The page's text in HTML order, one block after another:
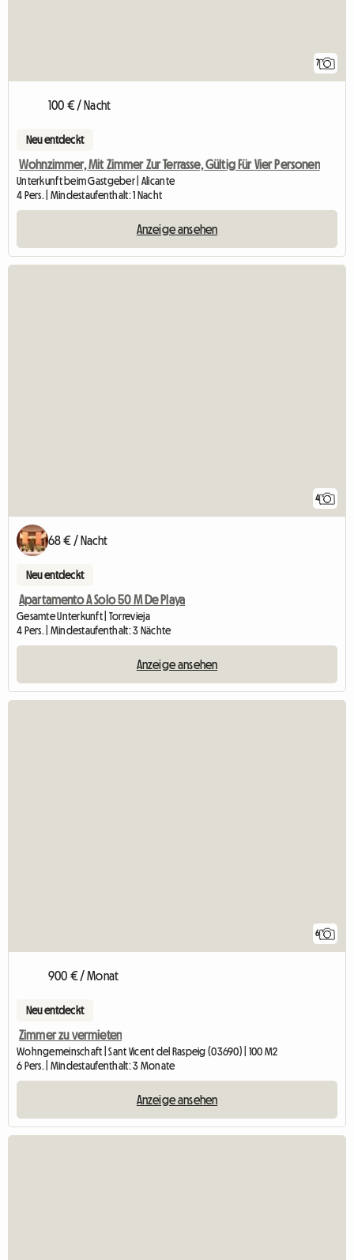
7
100 € / Nacht
Neu entdeckt
Wohnzimmer, Mit Zimmer Zur Terrasse, Gültig Für Vier Personen
Unterkunft beim Gastgeber | Alicante
4 Pers. | Mindestaufenthalt: 1 Nacht
Anzeige ansehen
4
68 € / Nacht
Neu entdeckt
Apartamento A Solo 50 M De Playa
Gesamte Unterkunft | Torrevieja
4 Pers. | Mindestaufenthalt: 3 Nächte
Anzeige ansehen
6
900 € / Monat
Neu entdeckt
Zimmer zu vermieten
Wohngemeinschaft | Sant Vicent del Raspeig (03690) | 100 M2
6 Pers. | Mindestaufenthalt: 3 Monate
Anzeige ansehen